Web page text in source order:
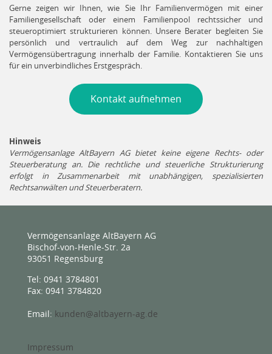
Gerne zeigen wir Ihnen, wie Sie Ihr Familienvermögen mit einer
Familiengesellschaft oder einem Familienpool rechtssicher und
steueroptimiert strukturieren können. Unsere Berater begleiten Sie
persönlich und vertraulich auf dem Weg zur nachhaltigen
Vermögensübertragung innerhalb der Familie. Kontaktieren Sie uns
für ein unverbindliches Erstgespräch.
Kontakt aufnehmen
Hinweis
Vermögensanlage AltBayern AG bietet keine eigene Rechts- oder
Steuerberatung an. Die rechtliche und steuerliche Strukturierung
erfolgt in Zusammenarbeit mit unabhängigen, spezialisierten
Rechtsanwälten und Steuerberatern.
Vermögensanlage AltBayern AG
Bischof-von-Henle-Str. 2a
93051 Regensburg
Tel: 0941 3784801
Fax: 0941 3784820
Email: kunden@altbayern-ag.de
Impressum